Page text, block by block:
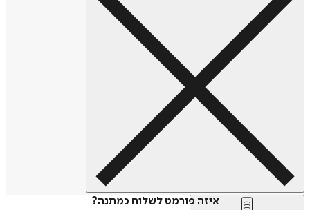
איזה פורמט לשלוח כמתנה?